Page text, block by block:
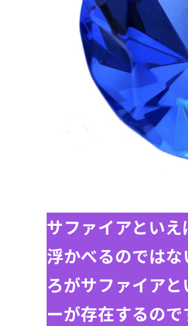
サファイアとい
浮かべるのでは
ろがサファイア
ーが存在するので